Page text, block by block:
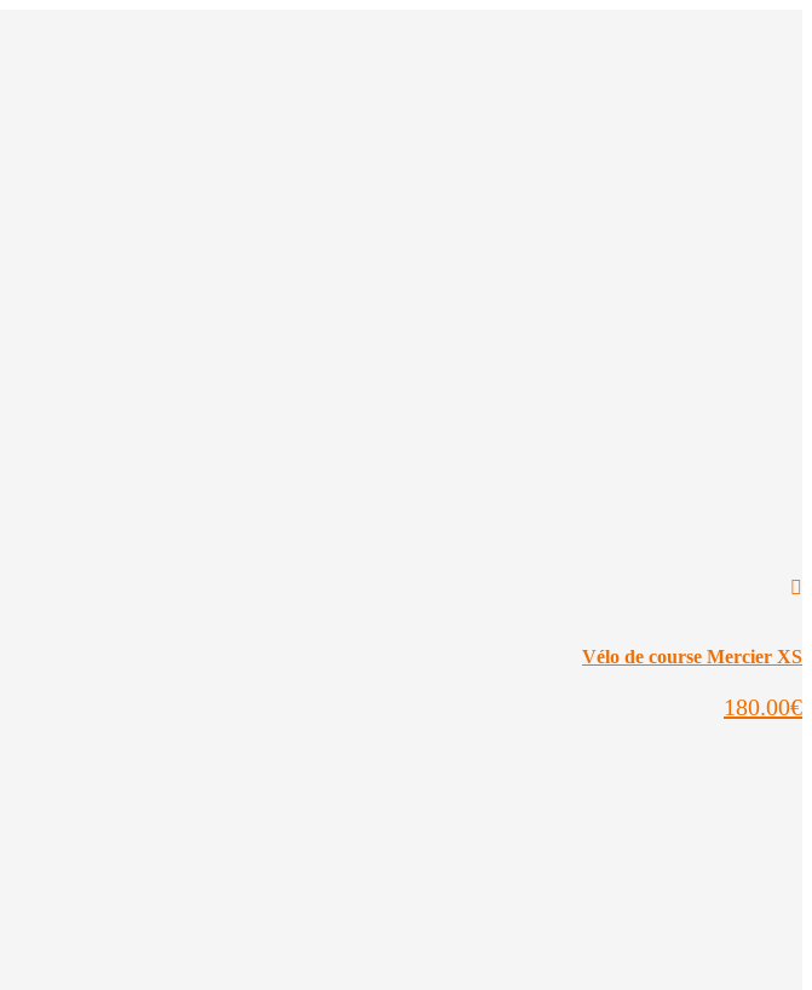
Vélo de course Mercier XS
180.00€